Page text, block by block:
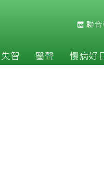
聯合
失智 醫聲 慢病好